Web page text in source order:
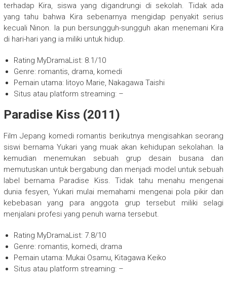
terhadap Kira, siswa yang digandrungi di sekolah. Tidak ada
yang tahu bahwa Kira sebenarnya mengidap penyakit serius
kecuali Ninon. Ia pun bersungguh-sungguh akan menemani Kira
di hari-hari yang ia miliki untuk hidup.
Rating MyDramaList: 8.1/10
Genre: romantis, drama, komedi
Pemain utama: Iitoyo Marie, Nakagawa Taishi
Situs atau platform streaming: –
Paradise Kiss (2011)
Film Jepang komedi romantis berikutnya mengisahkan seorang
siswi bernama Yukari yang muak akan kehidupan sekolahan. Ia
kemudian menemukan sebuah grup desain busana dan
memutuskan untuk bergabung dan menjadi model untuk sebuah
label bernama Paradise Kiss. Tidak tahu menahu mengenai
dunia fesyen, Yukari mulai memahami mengenai pola pikir dan
kebebasan yang para anggota grup tersebut miliki selagi
menjalani profesi yang penuh warna tersebut.
Rating MyDramaList: 7.8/10
Genre: romantis, komedi, drama
Pemain utama: Mukai Osamu, Kitagawa Keiko
Situs atau platform streaming: –